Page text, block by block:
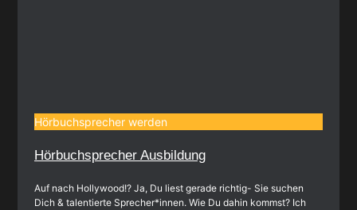
Hörbuchsprecher werden
Hörbuchsprecher Ausbildung
Auf nach Hollywood!? Ja, Du liest gerade richtig- Sie suchen
Dich & talentierte Sprecher*innen. Wie Du dahin kommst? Ich